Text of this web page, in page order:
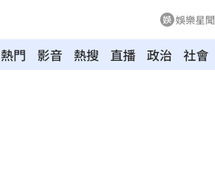
娛樂星聞
熱門 影音 熱搜 直播 政治 社會